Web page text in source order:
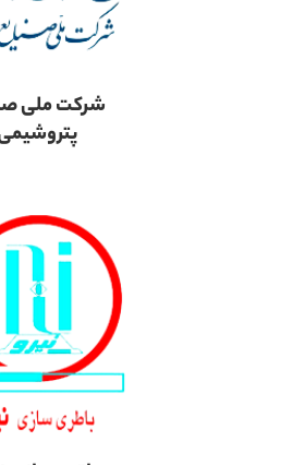
شرکت ملی
پتروشیمی